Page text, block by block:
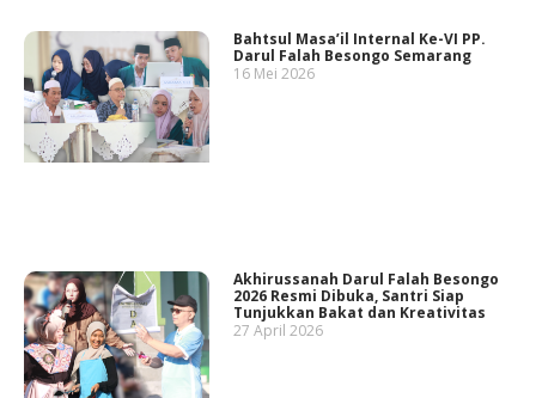
Bahtsul Masa’il Internal Ke-VI PP.
Darul Falah Besongo Semarang
16 Mei 2026
Akhirussanah Darul Falah Besongo
2026 Resmi Dibuka, Santri Siap
Tunjukkan Bakat dan Kreativitas
27 April 2026